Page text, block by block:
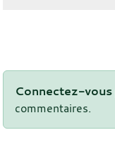
Connectez-vous
commentaires.